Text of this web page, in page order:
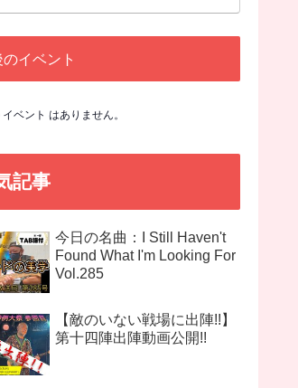
イベント
ベント はありません。
記事
今日の名曲：I Still Haven't
Found What I'm Looking For
Vol.285
【敵のいない戦場に出陣!!】
第十四陣出陣動画公開!!